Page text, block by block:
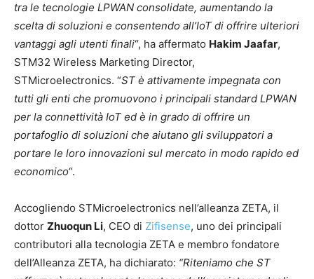
tra le tecnologie LPWAN consolidate, aumentando la
scelta di soluzioni e consentendo all’IoT di offrire ulteriori
vantaggi agli utenti finali“, ha affermato Hakim Jaafar,
STM32 Wireless Marketing Director,
STMicroelectronics. “ST è attivamente impegnata con
tutti gli enti che promuovono i principali standard LPWAN
per la connettività IoT ed è in grado di offrire un
portafoglio di soluzioni che aiutano gli sviluppatori a
portare le loro innovazioni sul mercato in modo rapido ed
economico“.
Accogliendo STMicroelectronics nell’alleanza ZETA, il
dottor Zhuoqun Li, CEO di Zifisense, uno dei principali
contributori alla tecnologia ZETA e membro fondatore
dell’Alleanza ZETA, ha dichiarato: “Riteniamo che ST